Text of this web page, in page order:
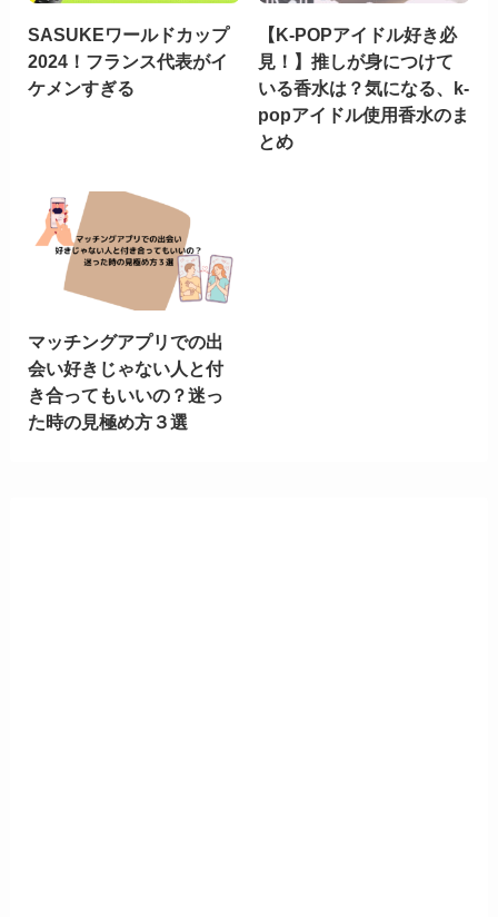
SASUKEワールドカップ
2024！フランス代表がイ
ケメンすぎる
【K-POPアイドル好き必
見！】推しが身につけて
いる香水は？気になる、k-
popアイドル使用香水のま
とめ
マッチングアプリでの出
会い好きじゃない人と付
き合ってもいいの？迷っ
た時の見極め方３選